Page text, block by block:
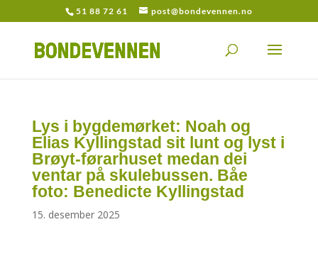
51 88 72 61 post@bondevennen.no
Lys i bygdemørket: Noah og
Elias Kyllingstad sit lunt og lyst i
Brøyt-førarhuset medan dei
ventar på skulebussen. Båe
foto: Benedicte Kyllingstad
15. desember 2025